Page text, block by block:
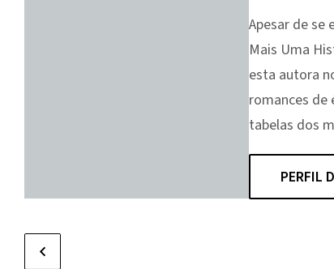
Apesar de se
Mais Uma
esta autora
romances de
tabelas dos
PERFIL